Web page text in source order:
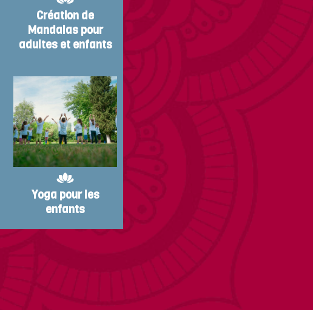
Création de
Mandalas pour
adultes et enfants
Yoga pour les
enfants